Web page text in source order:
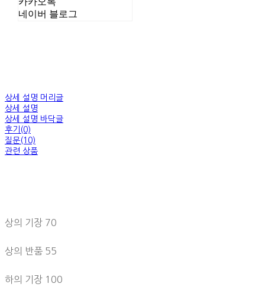
네이버 블로그
상세 설명 머리글
상세 설명
상세 설명 바닥글
후기(0)
질문(10)
관련 상품
상의 기장 70
상의 반품 55
하의 기장 100